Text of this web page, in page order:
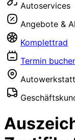
Autoservices
Angebote &
Komplettrad
Termin